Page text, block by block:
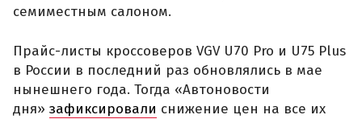
семиместным салоном.
Прайс-листы кроссоверов VGV U70 Pro и U75 Plus
в России в последний раз обновлялись в мае
нынешнего года. Тогда «Автоновости
дня» зафиксировали снижение цен на все их